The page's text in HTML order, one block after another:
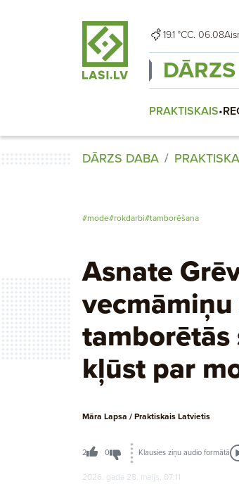
19.1 °CC. 06.08
PRAKTISKAIS•
DĀRZS DABA
#mode#rokdarbi#tamborēšana
Asnate
tamborētās
kļūst par
Māra Lapsa / Praktiskais Latvietis
2 0 Klausies ziņu audio formātā
2026. gada 28. maijs, 07:11